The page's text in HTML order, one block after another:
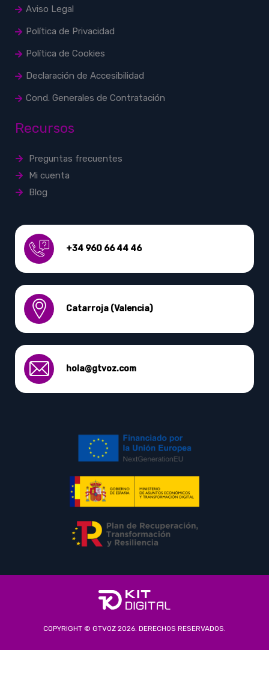
Aviso Legal
Política de Privacidad
Política de Cookies
Declaración de Accesibilidad
Cond. Generales de Contratación
Recursos
Preguntas frecuentes
Mi cuenta
Blog
+34 960 66 44 46
Catarroja (Valencia)
hola@gtvoz.com
COPYRIGHT © GTVOZ 2026. DERECHOS RESERVADOS.